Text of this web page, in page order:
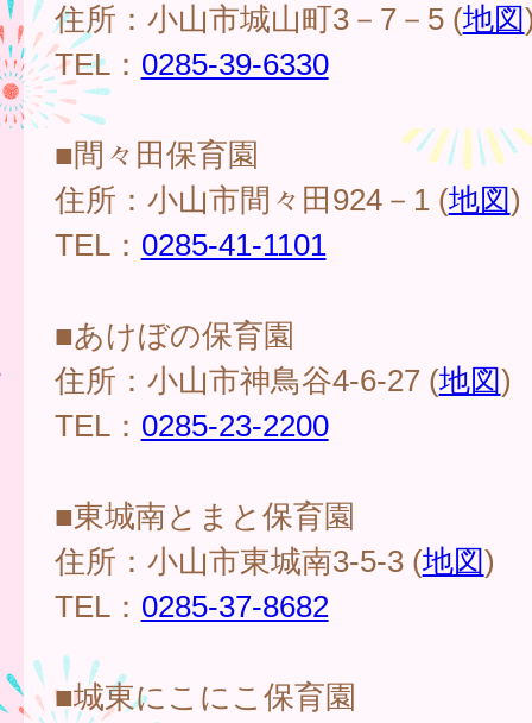
住所：小山市城山町3－7－5 (地図
TEL： 0285-39-6330
■間々田保育園
住所：小山市間々田924－1 (地図)
TEL： 0285-41-1101
■あけぼの保育園
住所：小山市神鳥谷4-6-27 (地図)
TEL： 0285-23-2200
■東城南とまと保育園
住所：小山市東城南3-5-3 (地図)
TEL： 0285-37-8682
■城東にこにこ保育園